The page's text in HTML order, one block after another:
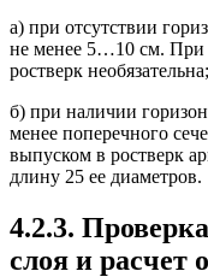
а) при отсутствии
не менее 5…10 см. При
ростверк необязательна;
б) при наличии
менее поперечного
выпуском в ростверк
длину 25 ее диаметров.
4.2.3.
слоя и расчет